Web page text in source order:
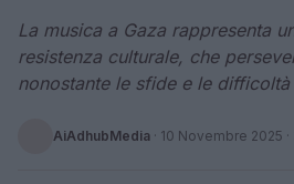
La musica a Gaza rappresenta
resistenza culturale, che
nonostante le sfide e le
AiAdhubMedia · 10 Novembre 2025